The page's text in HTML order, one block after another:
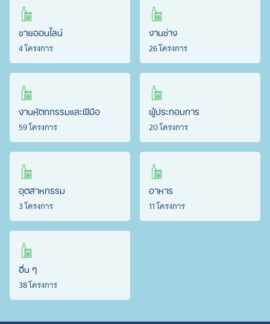
ขายออนไลน์
4 โครงการ
งานช่าง
26 โครงการ
งานหัตถกรรมและฝีมือ
59 โครงการ
ผู้ประกอบการ
20 โครงการ
อุตสาหกรรม
3 โครงการ
อาหาร
11 โครงการ
อื่น ๆ
38 โครงการ